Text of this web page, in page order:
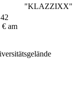
"KLAZZIXX"
am